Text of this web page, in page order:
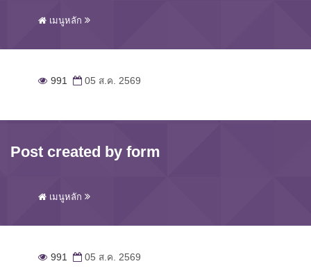
เมนูหลัก
991 05 ส.ค. 2569
Post created by form
เมนูหลัก
991 05 ส.ค. 2569